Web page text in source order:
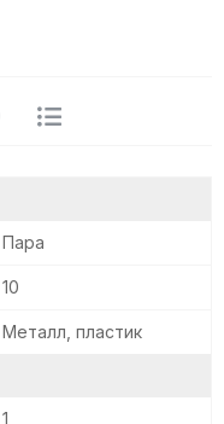
Пара
10
Металл, пластик
1